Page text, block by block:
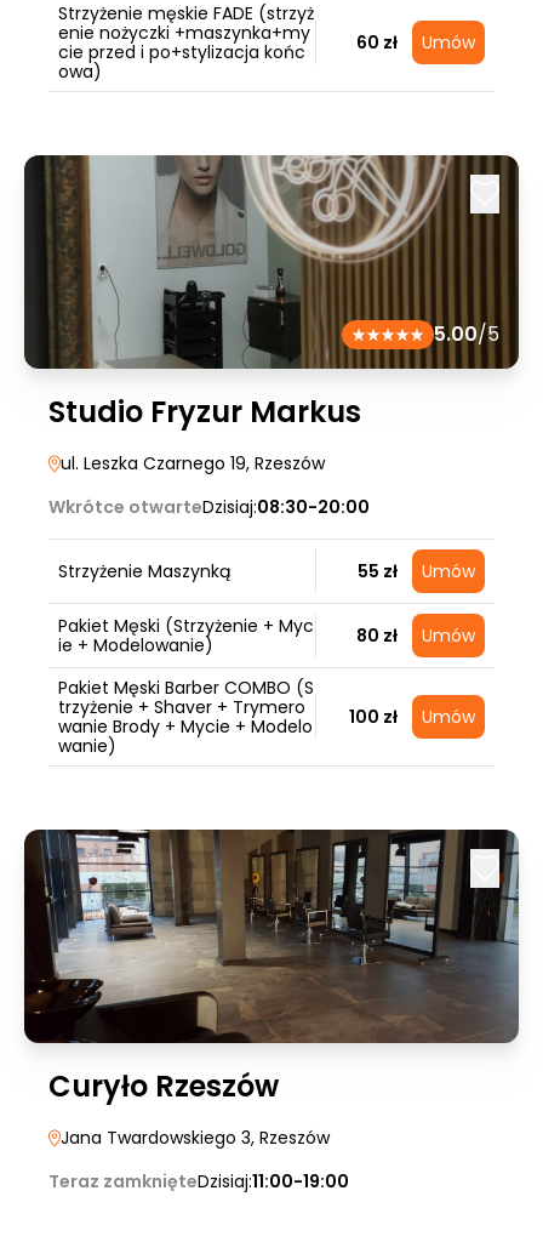
Strzyżenie męskie FADE (strzyż
enie nożyczki +maszynka+my
cie przed i po+stylizacja końc
owa)
60 zł Umów
5.00/5
Studio Fryzur Markus
ul. Leszka Czarnego 19, Rzeszów
Wkrótce otwarteDzisiaj:08:30-20:00
Strzyżenie Maszynką 55 zł Umów
Pakiet Męski (Strzyżenie + Myc
ie + Modelowanie)
80 zł Umów
Pakiet Męski Barber COMBO (S
trzyżenie + Shaver + Trymero
wanie Brody + Mycie + Modelo
wanie)
100 zł Umów
Curyło Rzeszów
Jana Twardowskiego 3, Rzeszów
Teraz zamknięteDzisiaj:11:00-19:00